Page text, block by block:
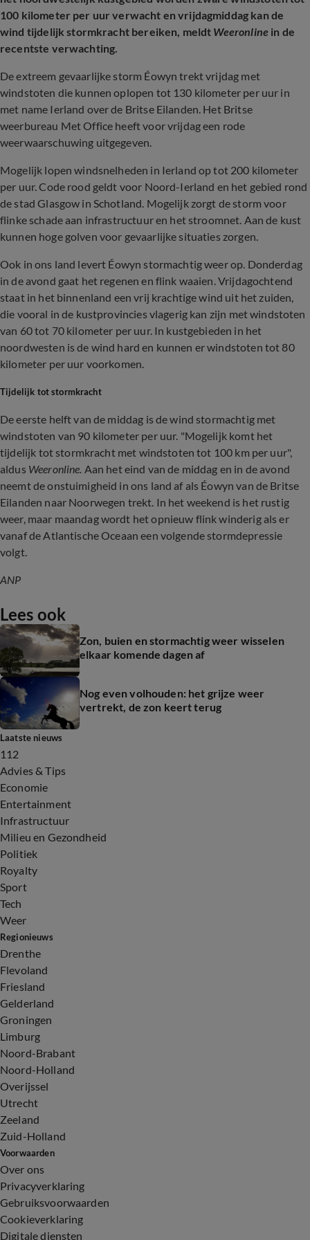
100 kilometer per uur verwacht en vrijdagmiddag kan de
wind tijdelijk stormkracht bereiken, meldt Weeronline in de
recentste verwachting.
De extreem gevaarlijke storm Éowyn trekt vrijdag met
windstoten die kunnen oplopen tot 130 kilometer per uur in
met name Ierland over de Britse Eilanden. Het Britse
weerbureau Met Office heeft voor vrijdag een rode
weerwaarschuwing uitgegeven.
Mogelijk lopen windsnelheden in Ierland op tot 200 kilometer
per uur. Code rood geldt voor Noord-Ierland en het gebied rond
de stad Glasgow in Schotland. Mogelijk zorgt de storm voor
flinke schade aan infrastructuur en het stroomnet. Aan de kust
kunnen hoge golven voor gevaarlijke situaties zorgen.
Ook in ons land levert Éowyn stormachtig weer op. Donderdag
in de avond gaat het regenen en flink waaien. Vrijdagochtend
staat in het binnenland een vrij krachtige wind uit het zuiden,
die vooral in de kustprovincies vlagerig kan zijn met windstoten
van 60 tot 70 kilometer per uur. In kustgebieden in het
noordwesten is de wind hard en kunnen er windstoten tot 80
kilometer per uur voorkomen.
Tijdelijk tot stormkracht
De eerste helft van de middag is de wind stormachtig met
windstoten van 90 kilometer per uur. "Mogelijk komt het
tijdelijk tot stormkracht met windstoten tot 100 km per uur",
aldus Weeronline. Aan het eind van de middag en in de avond
neemt de onstuimigheid in ons land af als Éowyn van de Britse
Eilanden naar Noorwegen trekt. In het weekend is het rustig
weer, maar maandag wordt het opnieuw flink winderig als er
vanaf de Atlantische Oceaan een volgende stormdepressie
volgt.
ANP
Lees ook
Zon, buien en stormachtig weer wisselen
elkaar komende dagen af
Nog even volhouden: het grijze weer
vertrekt, de zon keert terug
Laatste nieuws
112
Advies & Tips
Economie
Entertainment
Infrastructuur
Milieu en Gezondheid
Politiek
Royalty
Sport
Tech
Weer
Regionieuws
Drenthe
Flevoland
Friesland
Gelderland
Groningen
Limburg
Noord-Brabant
Noord-Holland
Overijssel
Utrecht
Zeeland
Zuid-Holland
Voorwaarden
Over ons
Privacyverklaring
Gebruiksvoorwaarden
Cookieverklaring
Digitale diensten